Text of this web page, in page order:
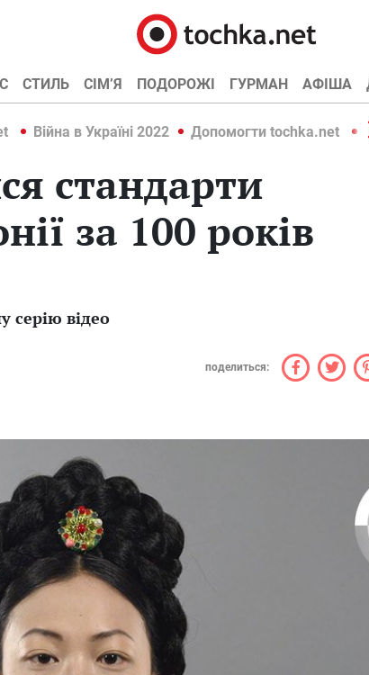
СТИЛЬ СІМ’Я ПОДОРОЖІ ГУРМАН АФІША
Війна в Україні 2022 Допомогти tochka.net
стандарти
за 100 років
серію відео
поделиться: